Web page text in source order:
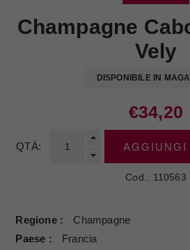
Champagne
Vely
DISPONIBILE IN
€34,20
QTÀ:
Cod.: 110563
Regione
Champagne
Paese
Francia